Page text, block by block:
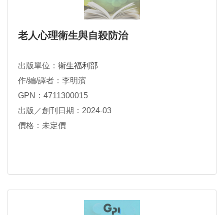
老人心理衛生與自殺防治
出版單位： 衛生福利部
作/編/譯者：李明濱
GPN：4711300015
出版／創刊日期：2024-03
價格：未定價